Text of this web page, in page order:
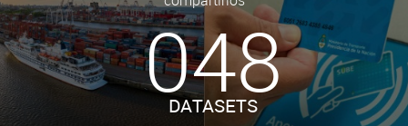
048
DATASETS